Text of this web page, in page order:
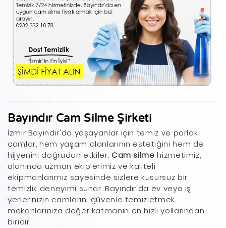
Bayındır Cam Silme Şirketi
İzmir Bayındır'da yaşayanlar için temiz ve parlak
camlar, hem yaşam alanlarının estetiğini hem de
hijyenini doğrudan etkiler. Cam silme hizmetimiz,
alanında uzman ekiplerimiz ve kaliteli
ekipmanlarımız sayesinde sizlere kusursuz bir
temizlik deneyimi sunar. Bayındır'da ev veya iş
yerlerinizin camlarını güvenle temizletmek,
mekanlarınıza değer katmanın en hızlı yollarından
biridir.